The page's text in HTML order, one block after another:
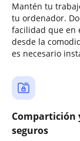
Mantén tu
tu ordenador.
facilidad que en
desde la
es necesario
Compartición
seguros